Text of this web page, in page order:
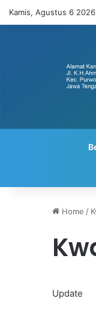
Kamis, Agustus 6 2026
Home /
Update